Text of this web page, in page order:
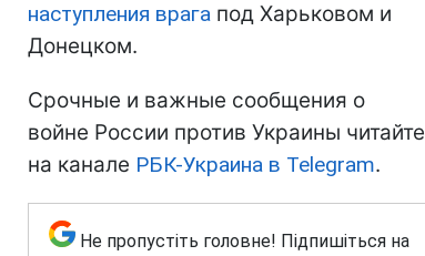
наступления врага под Харьковом и
Донецком.
Срочные и важные сообщения о
войне России против Украины читайте
на канале РБК-Украина в Telegram.
Не пропустіть головне! Підпишіться на